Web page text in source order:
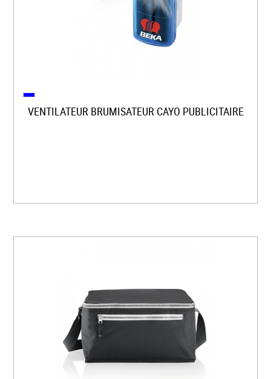
VENTILATEUR BRUMISATEUR CAYO PUBLICITAIRE